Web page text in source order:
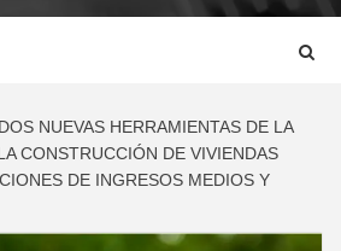
DOS NUEVAS HERRAMIENTAS DE LA
CONSTRUCCIÓN DE VIVIENDAS
DE INGRESOS MEDIOS Y